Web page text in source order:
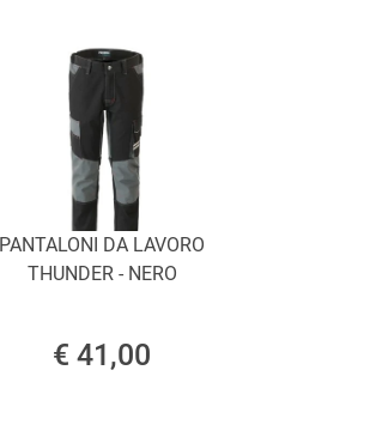
PANTALONI DA LAVORO
THUNDER - NERO
€ 41,00